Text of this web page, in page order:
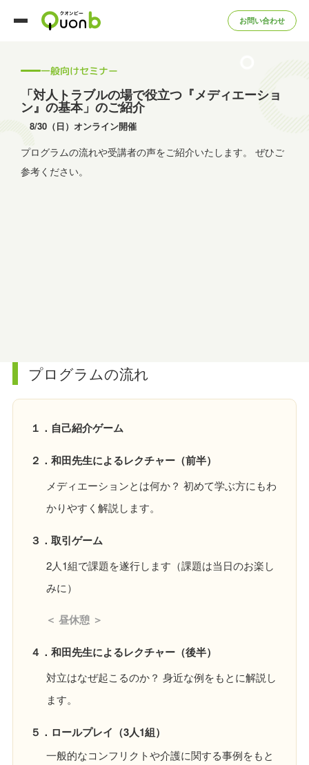
お問い合わせ
一般向けセミナー
「対人トラブルの場で役立つ『メディエーショ
ン』の基本」のご紹介
8/30（日）オンライン開催
プログラムの流れや受講者の声をご紹介いたします。
ぜひご
参考ください。
プログラムの流れ
１．自己紹介ゲーム
２．和田先生によるレクチャー（前半）
メディエーションとは何か？ 初めて学ぶ方にもわ
かりやすく解説します。
３．取引ゲーム
2人1組で課題を遂行します（課題は当日のお楽し
みに）
＜ 昼休憩 ＞
４．和田先生によるレクチャー（後半）
対立はなぜ起こるのか？ 身近な例をもとに解説し
ます。
５．ロールプレイ（3人1組）
一般的なコンフリクトや介護に関する事例をもと